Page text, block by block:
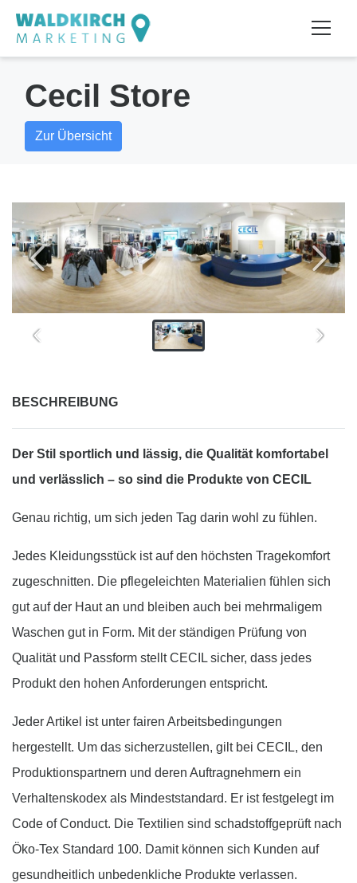
Cecil Store
Zur Übersicht
BESCHREIBUNG
Der Stil sportlich und lässig, die Qualität komfortabel
und verlässlich – so sind die Produkte von CECIL
Genau richtig, um sich jeden Tag darin wohl zu fühlen.
Jedes Kleidungsstück ist auf den höchsten Tragekomfort
zugeschnitten. Die pflegeleichten Materialien fühlen sich
gut auf der Haut an und bleiben auch bei mehrmaligem
Waschen gut in Form. Mit der ständigen Prüfung von
Qualität und Passform stellt CECIL sicher, dass jedes
Produkt den hohen Anforderungen entspricht.
Jeder Artikel ist unter fairen Arbeitsbedingungen
hergestellt. Um das sicherzustellen, gilt bei CECIL, den
Produktionspartnern und deren Auftragnehmern ein
Verhaltenskodex als Mindeststandard. Er ist festgelegt im
Code of Conduct. Die Textilien sind schadstoffgeprüft nach
Öko-Tex Standard 100. Damit können sich Kunden auf
gesundheitlich unbedenkliche Produkte verlassen.